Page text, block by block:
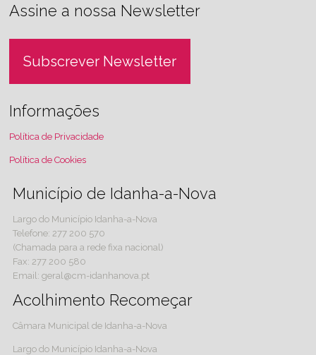
Assine a nossa Newsletter
Subscrever Newsletter
Informações
Política de Privacidade
Política de Cookies
Município de Idanha-a-Nova
Largo do Município Idanha-a-Nova
Telefone: 277 200 570
(Chamada para a rede fixa nacional)
Fax: 277 200 580
Email: geral@cm-idanhanova.pt
Acolhimento Recomeçar
Câmara Municipal de Idanha-a-Nova
Largo do Município Idanha-a-Nova